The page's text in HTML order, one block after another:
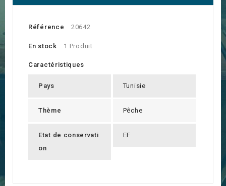
Référence 20642
En stock 1 Produit
Caractéristiques
Pays Tunisie
Thème Pêche
Etat de conservati
on
EF